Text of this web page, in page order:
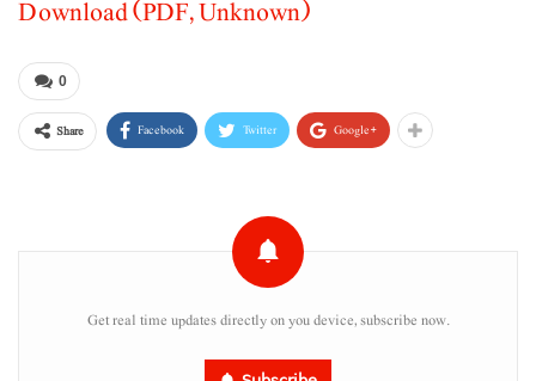
Download (PDF, Unknown)
0
Share Facebook Twitter Google+
Get real time updates directly on you device, subscribe now.